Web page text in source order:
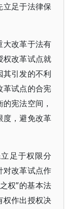
立足于法律保
大改革于法有
权改革试点就
引发的不利
革试点的合宪
宪法空间，
度，避免改革
足于权限分
对改革试点作
权”的基本法
权作出授权决